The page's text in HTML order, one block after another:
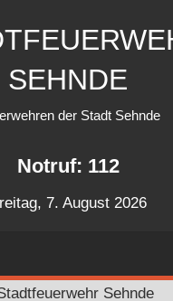
SEHNDE
der Stadt Sehnde
Notruf: 112
7. August 2026